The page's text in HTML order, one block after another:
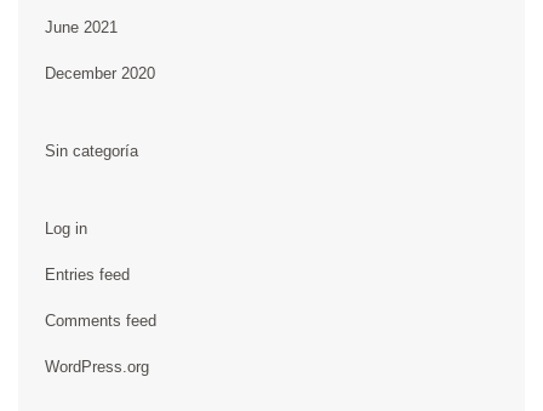
June 2021
December 2020
Sin categoría
Log in
Entries feed
Comments feed
WordPress.org